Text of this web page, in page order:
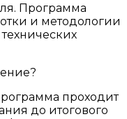
Программа
и методологии
проходит
до итогового